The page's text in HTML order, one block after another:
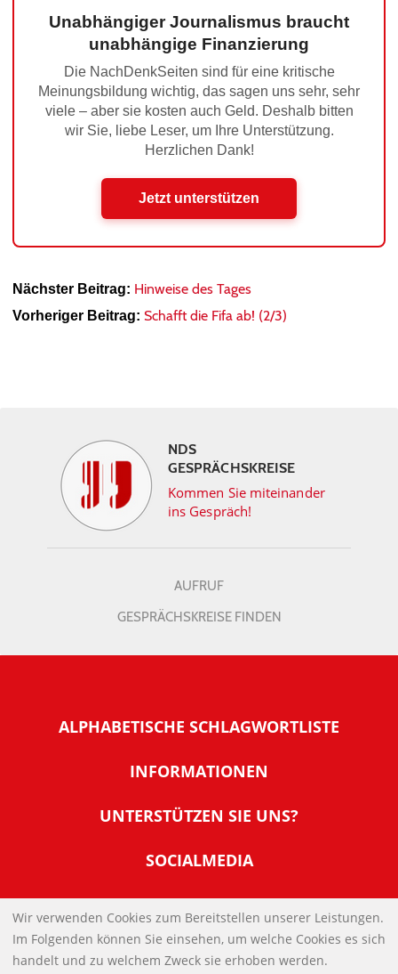
Unabhängiger Journalismus braucht
unabhängige Finanzierung
Die NachDenkSeiten sind für eine kritische
Meinungsbildung wichtig, das sagen uns sehr, sehr
viele – aber sie kosten auch Geld. Deshalb bitten
wir Sie, liebe Leser, um Ihre Unterstützung.
Herzlichen Dank!
Jetzt unterstützen
Nächster Beitrag: Hinweise des Tages
Vorheriger Beitrag: Schafft die Fifa ab! (2/3)
NDS
GESPRÄCHSKREISE
Kommen Sie miteinander
ins Gespräch!
AUFRUF
GESPRÄCHSKREISE FINDEN
ALPHABETISCHE SCHLAGWORTLISTE
INFORMATIONEN
Warum NachDenkSeiten
Tipps zur Nutzung der NachDenkSeiten
Banner und E-Mail-Signaturen
Links
Kontakt
UNTERSTÜTZEN SIE UNS?
Werden Sie Fördermitglied
Spenden Sie Online
SOCIALMEDIA
IMPRESSUM
DATENSCHUTZERKLÄRUNG
Wir verwenden Cookies zum Bereitstellen unserer Leistungen.
Im Folgenden können Sie einsehen, um welche Cookies es sich
handelt und zu welchem Zweck sie erhoben werden.